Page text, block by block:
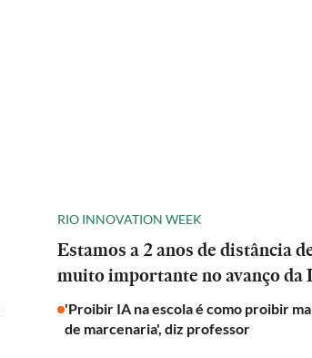
RIO INNOVATION WEEK
Estamos a 2 anos de distância
'Proibir IA na escola é como proibir
de marcenaria', diz professor